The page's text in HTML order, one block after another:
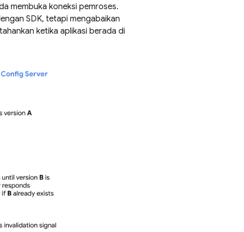
membuka koneksi pemroses.
SDK, tetapi mengabaikan
ketika aplikasi berada di